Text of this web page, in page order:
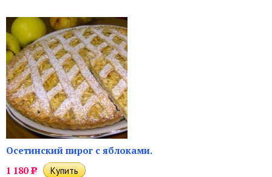
Осетинский пирог с яблоками.
1 180 Р